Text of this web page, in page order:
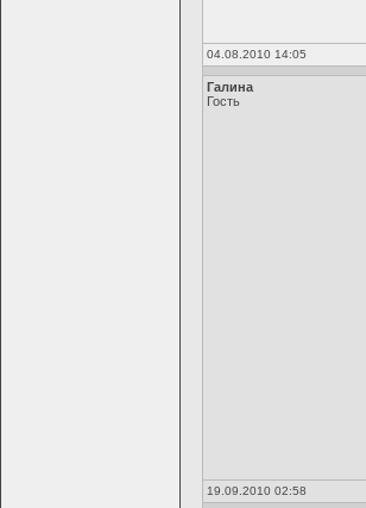
04.08.2010 14:05
Галина
Гость
19.09.2010 02:58